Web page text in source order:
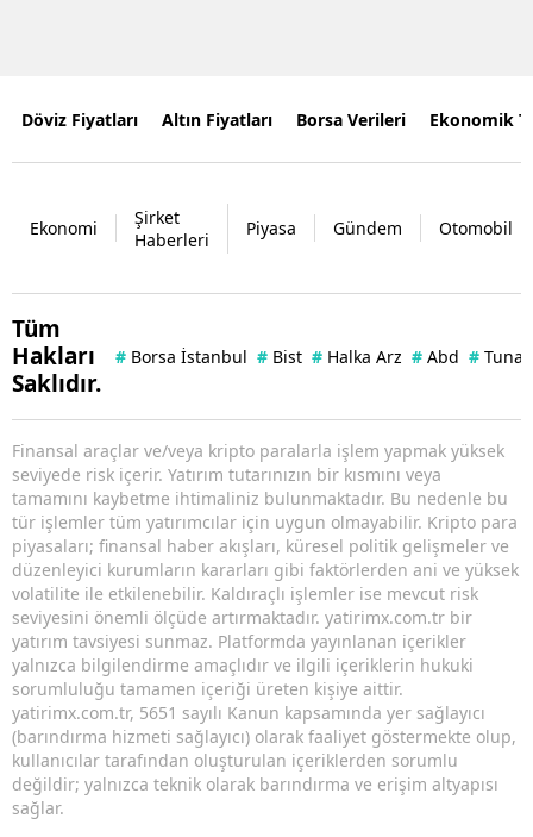
Döviz Fiyatları Altın Fiyatları Borsa Verileri Ekonomik
Ekonomi
Şirket
Haberleri
Piyasa Gündem Otomobil
Tüm
Hakları
Saklıdır.
# Borsa İstanbul # Bist # Halka Arz # Abd # Tuna
Finansal araçlar ve/veya kripto paralarla işlem yapmak yüksek
seviyede risk içerir. Yatırım tutarınızın bir kısmını veya
tamamını kaybetme ihtimaliniz bulunmaktadır. Bu nedenle bu
tür işlemler tüm yatırımcılar için uygun olmayabilir. Kripto para
piyasaları; finansal haber akışları, küresel politik gelişmeler ve
düzenleyici kurumların kararları gibi faktörlerden ani ve yüksek
volatilite ile etkilenebilir. Kaldıraçlı işlemler ise mevcut risk
seviyesini önemli ölçüde artırmaktadır. yatirimx.com.tr bir
yatırım tavsiyesi sunmaz. Platformda yayınlanan içerikler
yalnızca bilgilendirme amaçlıdır ve ilgili içeriklerin hukuki
sorumluluğu tamamen içeriği üreten kişiye aittir.
yatirimx.com.tr, 5651 sayılı Kanun kapsamında yer sağlayıcı
(barındırma hizmeti sağlayıcı) olarak faaliyet göstermekte olup,
kullanıcılar tarafından oluşturulan içeriklerden sorumlu
değildir; yalnızca teknik olarak barındırma ve erişim altyapısı
sağlar.